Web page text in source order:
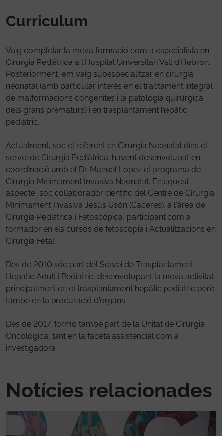
Curriculum
Vaig completar la meva formació com a especialista en
Cirurgia Pediàtrica a l'Hospital Universitari Vall d'Hebron.
Posteriorment, em vaig subespecialitzar en cirurgia
neonatal (amb particular interès en el tractament integral
de malformacions congènites i la patologia quirúrgica
dels grans prematurs) i en trasplantament hepàtic
pediàtric.
Actualment, sóc el referent en Cirurgia Neonatal dins el
servei de Cirurgia Pediàtrica, havent desenvolupat en
coordinació amb el Dr. Manuel López el programa de
Cirurgia Mínimament Invasiva Neonatal. En aquest
aspecte, sóc col·laborador científic del Centre de Cirurgia
Mínimament Invasiva Jesús Usón (Càceres), a l'àrea de
Cirurgia Pediàtrica i Fetoscópica, participant com a
formador en els cursos de fetoscòpia i Actualitzacions en
Cirurgia Fetal.
Des de 2010 sóc part del Servei de Trasplantament
Hepàtic Adult i Pediàtric, desenvolupant la meva activitat
principalment en el trasplantament hepàtic pediàtric però
també en la procuració d'òrgans.
Des de 2017, formo també part de la Unitat de Cirurgia
Oncològica, tant en la faceta assistencial com a
investigadora.
Notícies relacionades